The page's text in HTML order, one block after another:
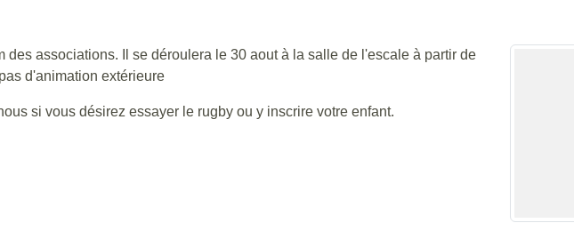
associations. Il se déroulera le 30 aout à la salle de l'escale à partir de
d'animation extérieure
si vous désirez essayer le rugby ou y inscrire votre enfant.